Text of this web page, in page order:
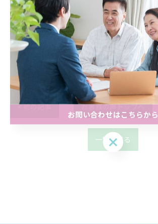
処してくださいます。
群馬・高崎・64歳・男性
< 前の記事 お客様の声トップへ
一覧に戻る
お問い合わせはこちらから